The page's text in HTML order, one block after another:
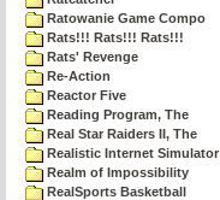
Ratowanie Game Compo
Rats!!! Rats!!! Rats!!!
Rats' Revenge
Re-Action
Reactor Five
Reading Program, The
Real Star Raiders II, The
Realistic Internet Simulator
Realm of Impossibility
RealSports Basketball